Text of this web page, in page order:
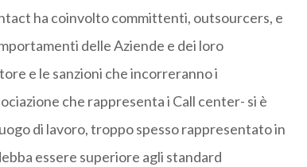
ha coinvolto committenti, outsourcers, e
delle Aziende e dei loro
e le sanzioni che incorreranno i
che rappresenta i Call center- si è
di lavoro, troppo spesso rappresentato in
essere superiore agli standard